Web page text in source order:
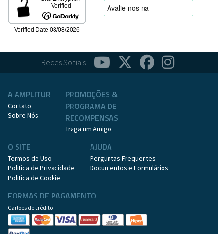
Redes Sociais
A AMPLITUR
Contato
Sobre Nós
PROMOÇÕES &
PROGRAMA DE
RECOMPENSAS
Traga um Amigo
O SITE
Termos de Uso
Política de Privacidade
Política de Cookie
AJUDA
Perguntas Freqüentes
Documentos e Formulários
FORMAS DE PAGAMENTO
Cartões de crédito